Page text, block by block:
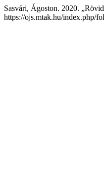
Sasvári, Ágoston. 2020.
https://ojs.mtak.hu/index.php/